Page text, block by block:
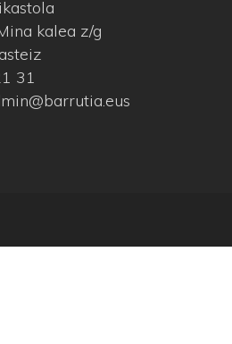
kalea z/g
31